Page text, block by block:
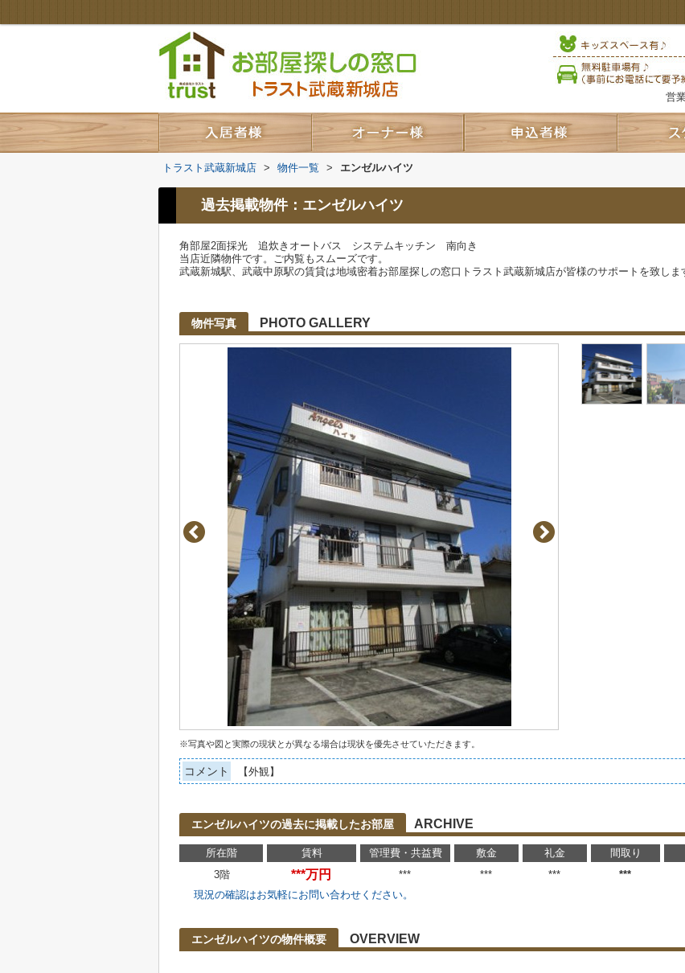
営
トラスト武蔵新城店 > 物件一覧 > エンゼルハイツ
過去掲載物件：エンゼルハイツ
角部屋2面採光 追炊きオートバス システムキッチン 南向き
当店近隣物件です。ご内覧もスムーズです。
武蔵新城駅、武蔵中原駅の賃貸は地域密着お部屋探しの窓口トラスト武蔵新城店が皆様のサポートを致しま
物件写真 PHOTO GALLERY
※写真や図と実際の現状とが異なる場合は現状を優先させていただきます。
コメント 【外観】
エンゼルハイツの過去に掲載したお部屋 ARCHIVE
所在階 賃料 管理費・共益費 敷金 礼金 間取り
3階
***万円 *** *** *** ***
現況の確認はお気軽にお問い合わせください。
エンゼルハイツの物件概要 OVERVIEW